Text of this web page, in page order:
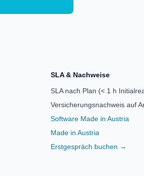
SLA & Nachweise
SLA nach Plan (< 1 h
Versicherungsnachweis auf
Software Made in Austria
Made in Austria
Erstgespräch buchen →